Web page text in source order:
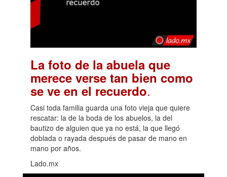
La foto de la abuela que
merece verse tan bien como
se ve en el recuerdo.
Casi toda familia guarda una foto vieja que quiere
rescatar: la de la boda de los abuelos, la del
bautizo de alguien que ya no está, la que llegó
doblada o rayada después de pasar de mano en
mano por años.
Lado.mx